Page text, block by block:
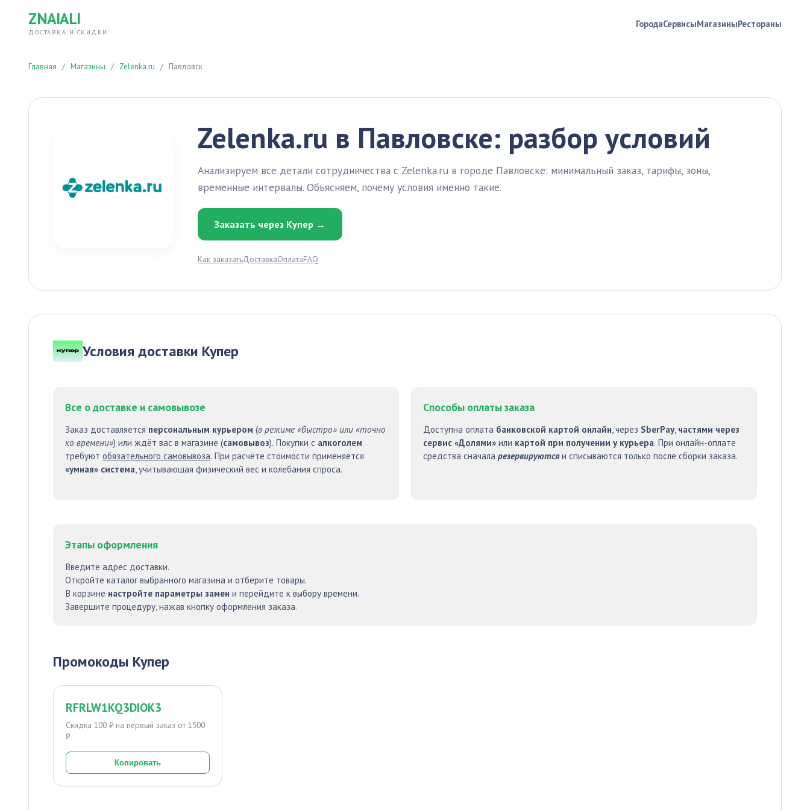
ZNAIALI
ДОСТАВКА И СКИДКИ
ГородаСервисыМагазиныРестораны
Главная / Магазины / Zelenka.ru / Павловск
Zelenka.ru в Павловске: разбор условий
Анализируем все детали сотрудничества с Zelenka.ru в городе Павловске: минимальный заказ, тарифы, зоны,
временные интервалы. Объясняем, почему условия именно такие.
Заказать через Купер →
Как заказатьДоставкаОплатаFAQ
Условия доставки Купер
Все о доставке и самовывозе
Заказ доставляется персональным курьером (в режиме «быстро» или «точно
ко времени») или ждёт вас в магазине (самовывоз). Покупки с алкоголем
требуют обязательного самовывоза. При расчёте стоимости применяется
«умная» система, учитывающая физический вес и колебания спроса.
Способы оплаты заказа
Доступна оплата банковской картой онлайн, через SberPay, частями через
сервис «Долями» или картой при получении у курьера. При онлайн-оплате
средства сначала резервируютсяи списываются только после сборки заказа.
Этапы оформления
Введите адрес доставки.
Откройте каталог выбранного магазина и отберите товары.
В корзине настройте параметры замен и перейдите к выбору времени.
Завершите процедуру, нажав кнопку оформления заказа.
Промокоды Купер
RFRLW1KQ3DIOK3
Скидка 100 ₽ на первый заказ от 1500
₽
Копировать